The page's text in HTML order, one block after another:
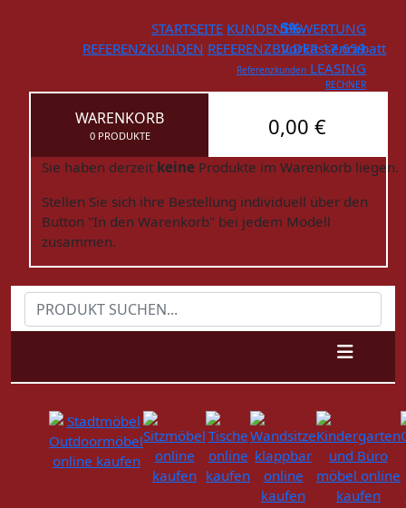
STARTSEITE KUNDENBEWERTUNG
REFERENZKUNDEN REFERENZBILDER 17.659
Referenzkunden LEASING
RECHNER
WARENKORB
0 PRODUKTE 0,00 €
Sie haben derzeit keine Produkte im Warenkorb liegen.
Stellen Sie sich ihre Bestellung individuell über den
Button "In den Warenkorb" bei jedem Modell
zusammen.
5%
Vorkassenrabatt